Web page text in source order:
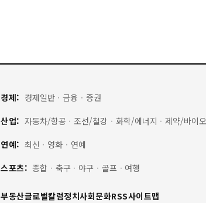
경제: 경제일반 · 금융 · 증권
산업: 자동차/항공 · 조선/철강 · 화학/에너지 · 제약/바이오
연예: 최신 · 영화 · 연예
스포츠: 종합 · 축구 · 야구 · 골프 · 여행
부동산글로벌칼럼정치사회문화RSS사이트맵